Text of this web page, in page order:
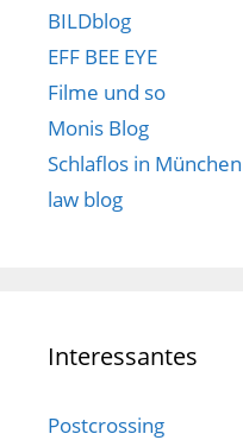
BILDblog
EFF BEE EYE
Filme und so
Monis Blog
Schlaflos in München
law blog
Interessantes
Postcrossing